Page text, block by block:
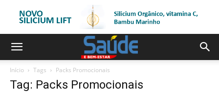
Início Tags Packs Promocionais
Tag: Packs Promocionais